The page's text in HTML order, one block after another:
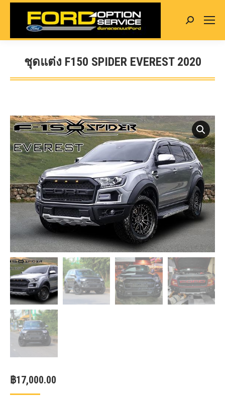
Search:
ชุดแต่ง F150 SPIDER EVEREST 2020
You are here:
฿17,000.00